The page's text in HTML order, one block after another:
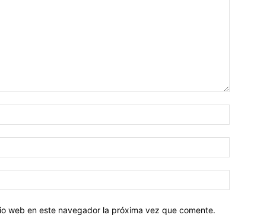
electrónico:
web:
web en este navegador la próxima vez que comente.